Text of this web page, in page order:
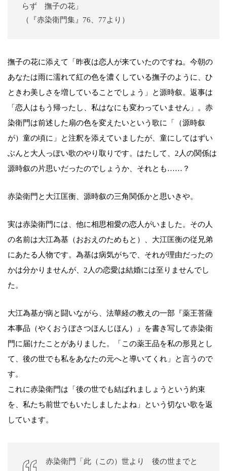
らず 撫子の花」
（『赤染衛門集』76、77より）
撫子の花に添えて「昨夜は恋人が来ていたのですね。今朝の
あなたは雨に濡れて紅の色を濃くしている撫子のように、ひ
ときわ美しさを増していることでしょう」と源時叙。返事は
「恋人はもう帰ったし、私はなにも変わっていません」。赤
染衛門は前述した扇の色を変えたいという歌に「（源時叙
が）童の頃に」と注釈を添えていましたが、童にしてはずい
ぶんと大人っぽい歌のやり取りです。はたして、2人の関係は
源時叙の片思いだったのでしょうか、それとも……？
赤染衛門と大江匡衡、源時叙の三角関係かと思いきや。
実は赤染衛門には、他に相思相愛の恋人がいました。その人
の名前は大江為基（おおえのためもと）、大江匡衡の従兄弟
にあたる人物です。為基は病気がちで、それが理由だったの
かは分かりませんが、2人の恋愛は結婚には至りませんでし
た。
大江為基が病と闘いながら、法華経の教えの一部『薬王菩薩
本事品（やくおうぼさつほんじほん）』を書き写して赤染衛
門に届けたことがありました。「この薬王品を私の形見とし
て、後の世でも私をあなたの元へと導いてくれ」と言うので
す。
これに赤染衛門は「後の世でも結ばれましょうという約束
を、私たち前世でもいたしましたよね」という切ない歌を返
しています。
赤染衛門「此（この）世より 後の世までと